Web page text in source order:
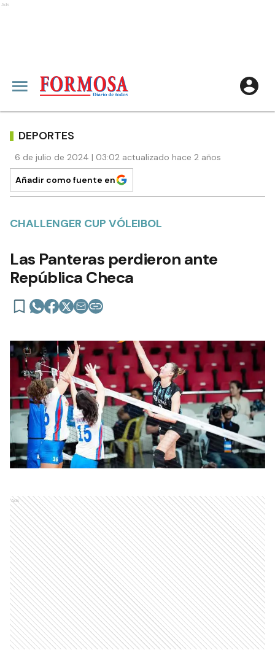
Ads
DEPORTES
6 de julio de 2024 | 03:02 actualizado hace 2 años
Añadir como fuente en
CHALLENGER CUP VÓLEIBOL
Las Panteras perdieron ante
República Checa
Ads